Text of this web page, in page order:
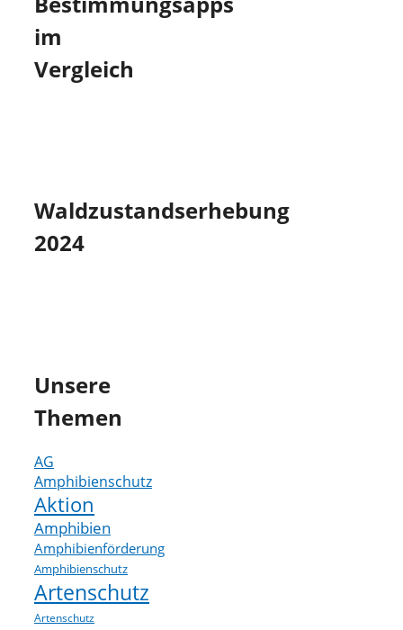
im
Vergleich
Waldzustandserhebung
2024
Unsere
Themen
AG
Amphibienschutz
Aktion
Amphibien
Amphibienförderung
Amphibienschutz
Artenschutz
Artenschutz